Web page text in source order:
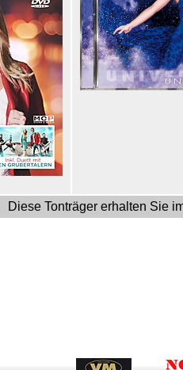
Diese Tonträger erhalten Sie